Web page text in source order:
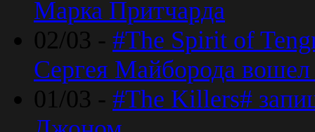
Марка Притчарда
02/03 - #The Spirit of
Сергея Майборода
01/03 - #The Killers#